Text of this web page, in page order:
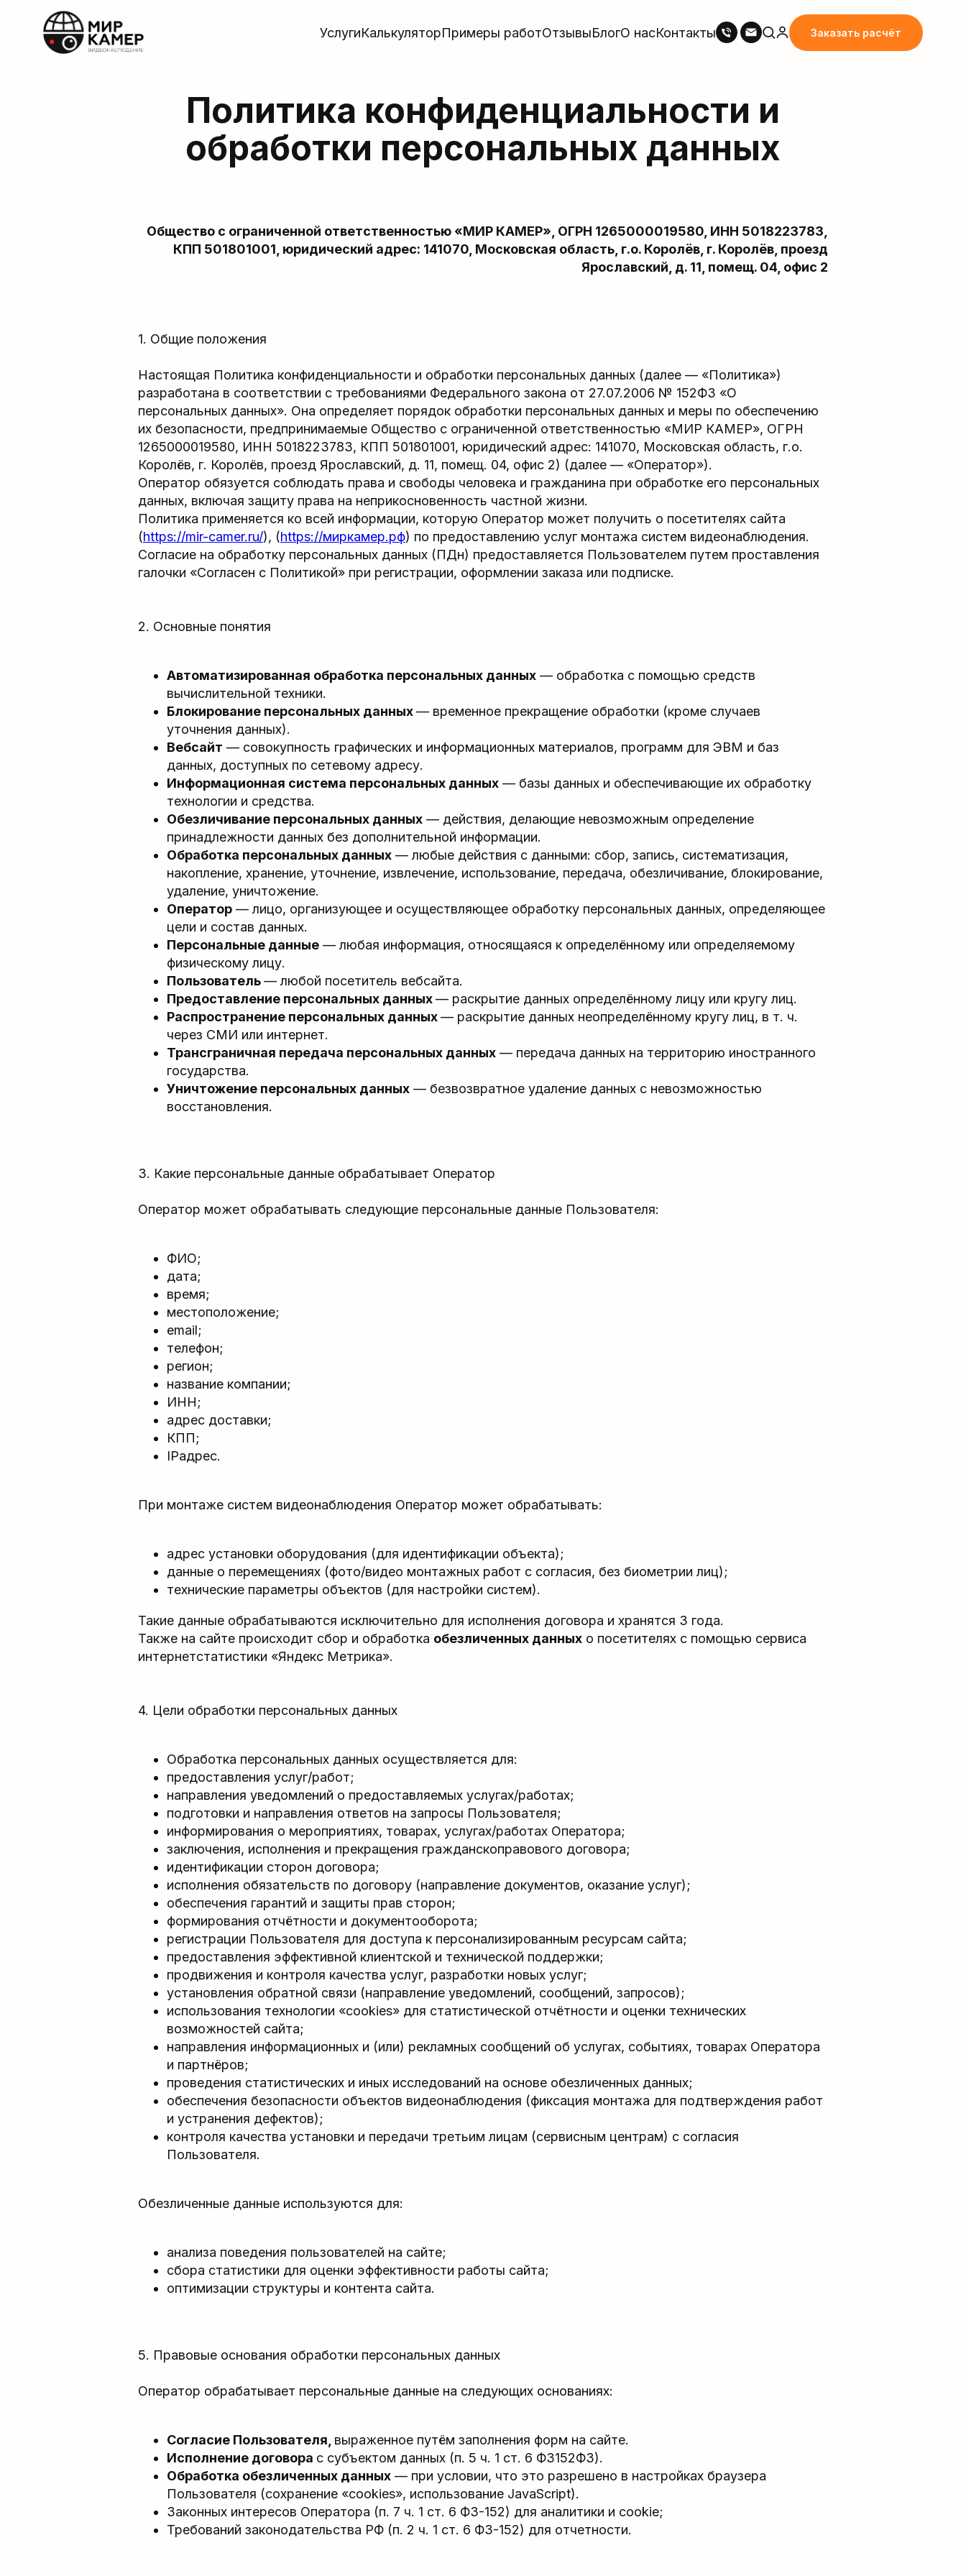
УслугиКалькуляторПримеры работОтзывыБлогО насКонтакты Заказать расчёт
Политика конфиденциальности и
обработки персональных данных
Общество с ограниченной ответственностью «МИР КАМЕР», ОГРН 1265000019580, ИНН 5018223783,
КПП 501801001, юридический адрес: 141070, Московская область, г.о. Королёв, г. Королёв, проезд
Ярославский, д. 11, помещ. 04, офис 2
1. Общие положения
Настоящая Политика конфиденциальности и обработки персональных данных (далее — «Политика»)
разработана в соответствии с требованиями Федерального закона от 27.07.2006 № 152ФЗ «О
персональных данных». Она определяет порядок обработки персональных данных и меры по обеспечению
их безопасности, предпринимаемые Общество с ограниченной ответственностью «МИР КАМЕР», ОГРН
1265000019580, ИНН 5018223783, КПП 501801001, юридический адрес: 141070, Московская область, г.о.
Королёв, г. Королёв, проезд Ярославский, д. 11, помещ. 04, офис 2) (далее — «Оператор»).
Оператор обязуется соблюдать права и свободы человека и гражданина при обработке его персональных
данных, включая защиту права на неприкосновенность частной жизни.
Политика применяется ко всей информации, которую Оператор может получить о посетителях сайта
(https://mir-camer.ru/), (https://миркамер.рф) по предоставлению услуг монтажа систем видеонаблюдения.
Согласие на обработку персональных данных (ПДн) предоставляется Пользователем путем проставления
галочки «Согласен с Политикой» при регистрации, оформлении заказа или подписке.
2. Основные понятия
Автоматизированная обработка персональных данных — обработка с помощью средств
вычислительной техники.
Блокирование персональных данных— временное прекращение обработки (кроме случаев
уточнения данных).
Вебсайт — совокупность графических и информационных материалов, программ для ЭВМ и баз
данных, доступных по сетевому адресу.
Информационная система персональных данных — базы данных и обеспечивающие их обработку
технологии и средства.
Обезличивание персональных данных — действия, делающие невозможным определение
принадлежности данных без дополнительной информации.
Обработка персональных данных — любые действия с данными: сбор, запись, систематизация,
накопление, хранение, уточнение, извлечение, использование, передача, обезличивание, блокирование,
удаление, уничтожение.
Оператор — лицо, организующее и осуществляющее обработку персональных данных, определяющее
цели и состав данных.
Персональные данные — любая информация, относящаяся к определённому или определяемому
физическому лицу.
Пользователь— любой посетитель вебсайта.
Предоставление персональных данных— раскрытие данных определённому лицу или кругу лиц.
Распространение персональных данных— раскрытие данных неопределённому кругу лиц, в т. ч.
через СМИ или интернет.
Трансграничная передача персональных данных — передача данных на территорию иностранного
государства.
Уничтожение персональных данных — безвозвратное удаление данных с невозможностью
восстановления.
3. Какие персональные данные обрабатывает Оператор
Оператор может обрабатывать следующие персональные данные Пользователя:
ФИО;
дата;
время;
местоположение;
email;
телефон;
регион;
название компании;
ИНН;
адрес доставки;
КПП;
IPадрес.
При монтаже систем видеонаблюдения Оператор может обрабатывать:
адрес установки оборудования (для идентификации объекта);
данные о перемещениях (фото/видео монтажных работ с согласия, без биометрии лиц);
технические параметры объектов (для настройки систем).
Такие данные обрабатываются исключительно для исполнения договора и хранятся 3 года.
Также на сайте происходит сбор и обработка обезличенных данных о посетителях с помощью сервиса
интернетстатистики «Яндекс Метрика».
4. Цели обработки персональных данных
Обработка персональных данных осуществляется для:
предоставления услуг/работ;
направления уведомлений о предоставляемых услугах/работах;
подготовки и направления ответов на запросы Пользователя;
информирования о мероприятиях, товарах, услугах/работах Оператора;
заключения, исполнения и прекращения гражданскоправового договора;
идентификации сторон договора;
исполнения обязательств по договору (направление документов, оказание услуг);
обеспечения гарантий и защиты прав сторон;
формирования отчётности и документооборота;
регистрации Пользователя для доступа к персонализированным ресурсам сайта;
предоставления эффективной клиентской и технической поддержки;
продвижения и контроля качества услуг, разработки новых услуг;
установления обратной связи (направление уведомлений, сообщений, запросов);
использования технологии «cookies» для статистической отчётности и оценки технических
возможностей сайта;
направления информационных и (или) рекламных сообщений об услугах, событиях, товарах Оператора
и партнёров;
проведения статистических и иных исследований на основе обезличенных данных;
обеспечения безопасности объектов видеонаблюдения (фиксация монтажа для подтверждения работ
и устранения дефектов);
контроля качества установки и передачи третьим лицам (сервисным центрам) с согласия
Пользователя.
Обезличенные данные используются для:
анализа поведения пользователей на сайте;
сбора статистики для оценки эффективности работы сайта;
оптимизации структуры и контента сайта.
5. Правовые основания обработки персональных данных
Оператор обрабатывает персональные данные на следующих основаниях:
Согласие Пользователя, выраженное путём заполнения форм на сайте.
Исполнение договора с субъектом данных (п. 5 ч. 1 ст. 6 ФЗ152ФЗ).
Обработка обезличенных данных — при условии, что это разрешено в настройках браузера
Пользователя (сохранение «cookies», использование JavaScript).
Законных интересов Оператора (п. 7 ч. 1 ст. 6 ФЗ-152) для аналитики и cookie;
Требований законодательства РФ (п. 2 ч. 1 ст. 6 ФЗ-152) для отчетности.